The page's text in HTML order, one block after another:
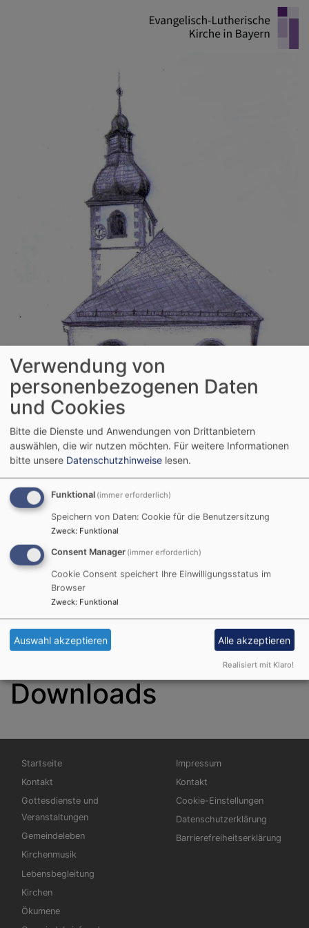
Evangelisch-Lutherische
Kirchengemeinde Kirchahorn
Hauptnavigation
Startseite Gemeindebrief und Downloads
Gemeindebrief und
Downloads
Hauptnavigation
Startseite
Kontakt
Gottesdienste und
Veranstaltungen
Gemeindeleben
Kirchenmusik
Lebensbegleitung
Kirchen
Ökumene
Fußbereichsmenü
Impressum
Kontakt
Cookie-Einstellungen
Datenschutzerklärung
Barrierefreiheitserklärung
Verwendung von
personenbezogenen Daten
und Cookies
Bitte die Dienste und Anwendungen von Drittanbietern
auswählen, die wir nutzen möchten. Für weitere Informationen
bitte unsere Datenschutzhinweise lesen.
Funktional (immer erforderlich)
Speichern von Daten: Cookie für die Benutzersitzung
Zweck: Funktional
Consent Manager (immer erforderlich)
Cookie Consent speichert Ihre Einwilligungsstatus im
Browser
Zweck: Funktional
Auswahl akzeptieren Alle akzeptieren
Realisiert mit Klaro!